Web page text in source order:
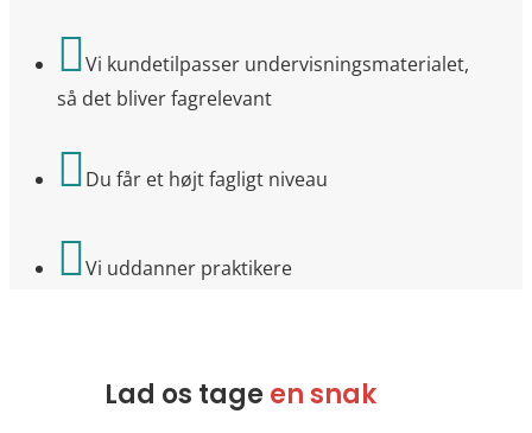
 Vi kundetilpasser undervisningsmaterialet,
så det bliver fagrelevant
 Du får et højt fagligt niveau
 Vi uddanner praktikere
Lad os tage en snak